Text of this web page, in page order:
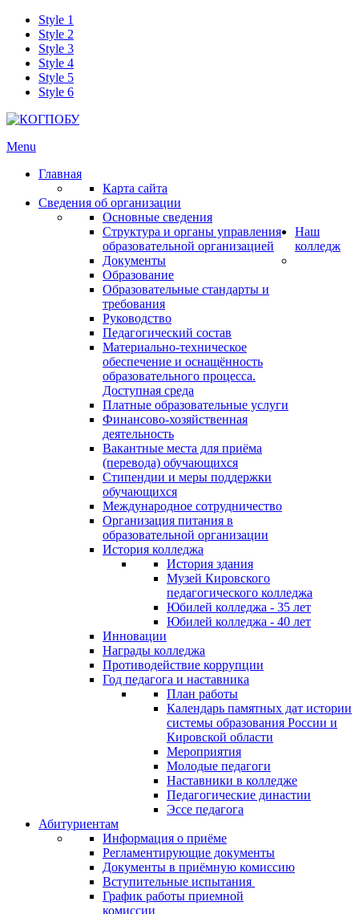
Style 1
Style 2
Style 3
Style 4
Style 5
Style 6
Menu
Главная
Карта сайта
Сведения об организации
Основные сведения
Структура и органы управления
образовательной организацией
Документы
Образование
Образовательные стандарты и
требования
Руководство
Педагогический состав
Материально-техническое
обеспечение и оснащённость
образовательного процесса.
Доступная среда
Платные образовательные услуги
Финансово-хозяйственная
деятельность
Вакантные места для приёма
(перевода) обучающихся
Стипендии и меры поддержки
обучающихся
Международное сотрудничество
Организация питания в
образовательной организации
Наш
колледж
История колледжа
История здания
Музей Кировского
педагогического колледжа
Юбилей колледжа - 35 лет
Юбилей колледжа - 40 лет
Инновации
Награды колледжа
Противодействие коррупции
Год педагога и наставника
План работы
Календарь памятных дат истории
системы образования России и
Кировской области
Мероприятия
Молодые педагоги
Наставники в колледже
Педагогические династии
Эссе педагога
Абитуриентам
Информация о приёме
Регламентирующие документы
Документы в приёмную комиссию
Вступительные испытания
График работы приемной
комиссии